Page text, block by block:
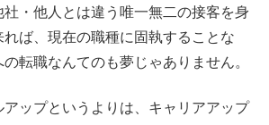
・他人とは違う唯一無二の接客を身
ば、現在の職種に固執することな
転職なんてのも夢じゃありません。
アップというよりは、キャリアアップ